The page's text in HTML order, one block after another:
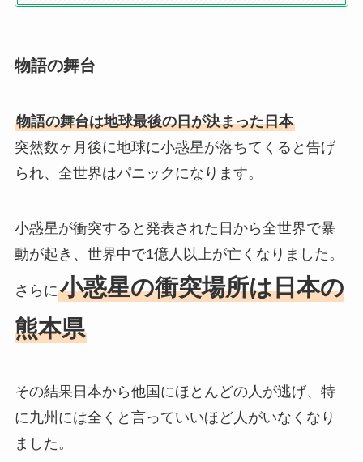
物語の舞台
物語の舞台は地球最後の日が決まった日本
突然数ヶ月後に地球に小惑星が落ちてくると告げ
られ、全世界はパニックになります。
小惑星が衝突すると発表された日から全世界で暴
動が起き、世界中で1億人以上が亡くなりました。
さらに小惑星の衝突場所は日本の
熊本県
その結果日本から他国にほとんどの人が逃げ、特
に九州には全くと言っていいほど人がいなくなり
ました。